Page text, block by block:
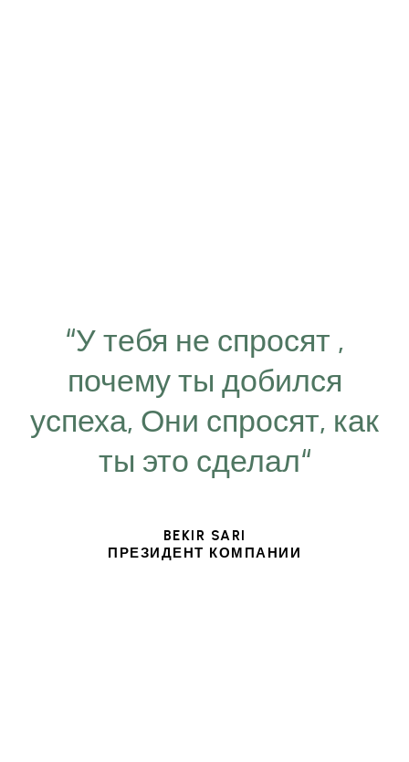
“У тебя не спросят ,
почему ты добился
успеха, Они спросят, как
ты это сделал“
BEKIR SARI
ПРЕЗИДЕНТ КОМПАНИИ